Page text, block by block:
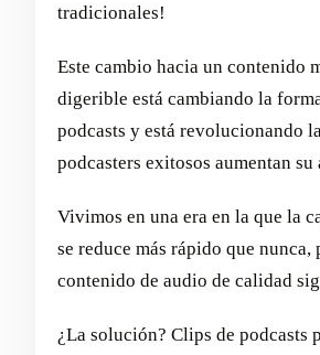
tradicionales!
Este cambio hacia un contenido
digerible está cambiando la
podcasts y está revolucionando
podcasters exitosos aumentan su
Vivimos en una era en la que la
se reduce más rápido que nunca,
contenido de audio de calidad
¿La solución? Clips de podcasts